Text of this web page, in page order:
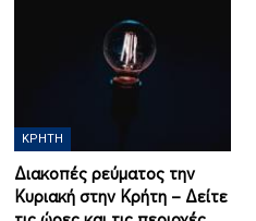
ΚΡΉΤΗ
Διακοπές ρεύματος την
Κυριακή στην Κρήτη – Δείτε